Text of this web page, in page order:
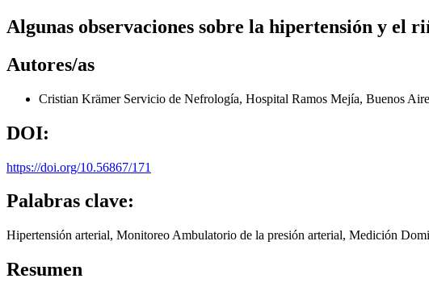
Algunas observaciones sobre la hipertensión y el
Autores/as
Cristian Krämer Servicio de Nefrología, Hospital Ramos Mejía, Buenos
DOI:
https://doi.org/10.56867/171
Palabras clave:
Hipertensión arterial, Monitoreo Ambulatorio de la presión arterial, Medición
Resumen